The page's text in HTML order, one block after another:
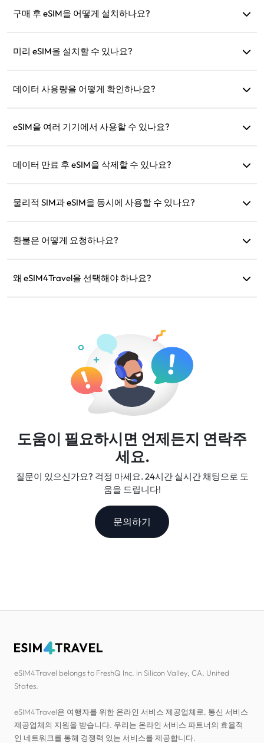
휴대폰에서와 동일합니다.
구매 후 eSIM을 어떻게 설치하나요?
세요.
미리 eSIM을 설치할 수 있나요?
사용할 수 있습니다.
데이터 사용량을 어떻게 확인하나요?
습니다.
eSIM을 여러 기기에서 사용할 수 있나요?
을 위해 고객 지원팀에 문의하세요.
데이터 만료 후 eSIM을 삭제할 수 있나요?
보관할 수도 있습니다.
물리적 SIM과 eSIM을 동시에 사용할 수 있나요?
에서만 모바일 데이터를 활성화하세요.
환불은 어떻게 요청하나요?
있는 경우 환불을 요청할 수 있습니다. 환불은 5~7 영업일 내에
왜 eSIM4Travel을 선택해야 하나요?
도움이 필요하시면 언제든지 연락주
세요.
질문이 있으신가요? 걱정 마세요. 24시간 실시간 채팅으로 도
움을 드립니다!
문의하기
eSIM4Travel belongs to FreshQ Inc. in Silicon Valley, CA, United
States.
eSIM4Travel은 여행자를 위한 온라인 서비스 제공업체로, 통신 서비스
제공업체의 지원을 받습니다. 우리는 온라인 서비스 파트너의 효율적
인 네트워크를 통해 경쟁력 있는 서비스를 제공합니다.